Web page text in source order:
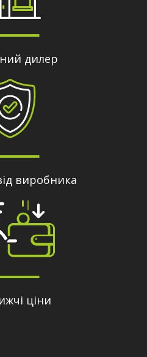
дилер
виробника
ціни